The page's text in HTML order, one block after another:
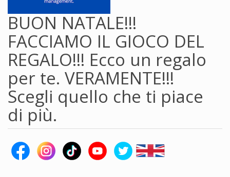
BUON NATALE!!!
FACCIAMO IL GIOCO DEL
REGALO!!! Ecco un regalo
per te. VERAMENTE!!!
Scegli quello che ti piace
di più.